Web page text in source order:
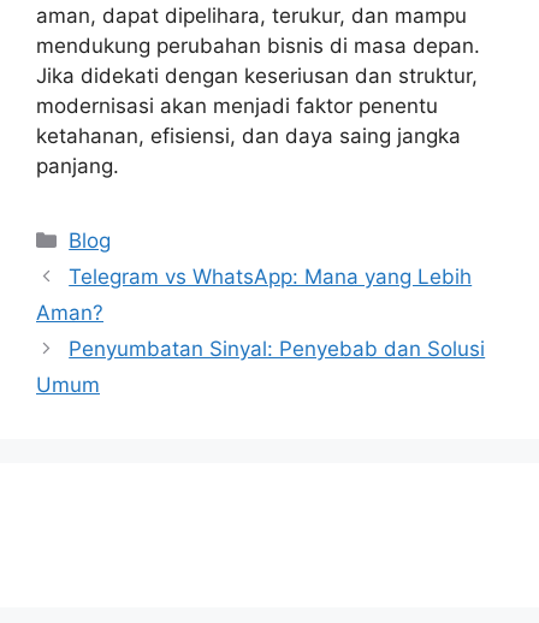
aman, dapat dipelihara, terukur, dan mampu
mendukung perubahan bisnis di masa depan.
Jika didekati dengan keseriusan dan struktur,
modernisasi akan menjadi faktor penentu
ketahanan, efisiensi, dan daya saing jangka
panjang.
Categories
Blog
Telegram vs WhatsApp: Mana yang Lebih
Aman?
Penyumbatan Sinyal: Penyebab dan Solusi
Umum